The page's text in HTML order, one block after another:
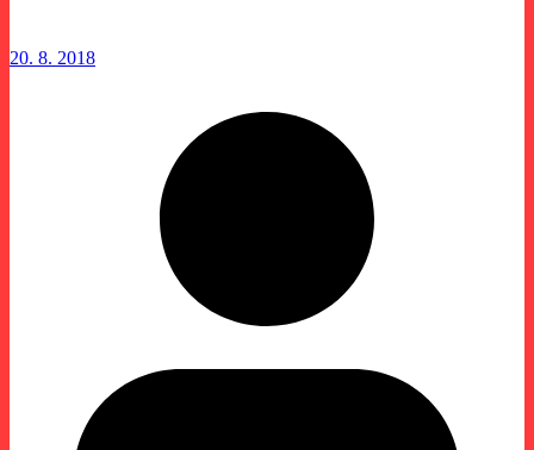
20. 8. 2018